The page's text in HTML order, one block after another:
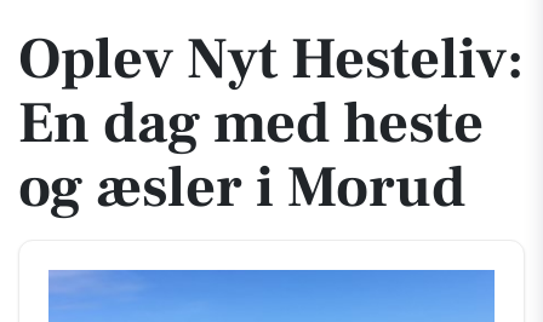
Oplev Nyt Hesteliv:
En dag med heste
og æsler i Morud